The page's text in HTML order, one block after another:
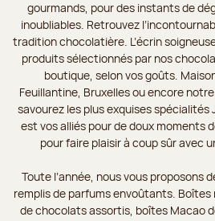
gourmands, pour des instants de
inoubliables. Retrouvez
tradition chocolatière. L’écrin
produits sélectionnés par nos
boutique, selon vos goûts.
Feuillantine, Bruxelles ou encore
savourez les plus exquises spécialités
est vos alliés pour de doux moments
pour faire plaisir à coup sûr avec
Toute l’année, nous vous proposons
remplis de parfums envoûtants.
de chocolats assortis, boîtes Macao